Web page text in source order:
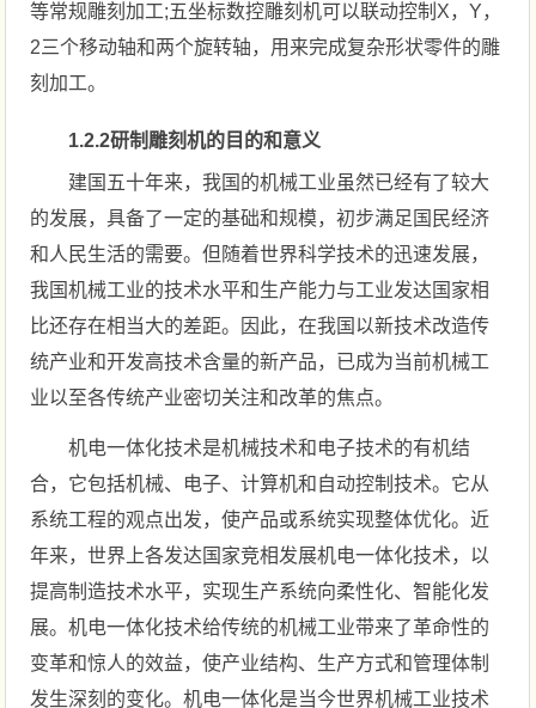
等常规雕刻加工;五坐标数控雕刻机可以联动控制X，Y，
2三个移动轴和两个旋转轴，用来完成复杂形状零件的雕
刻加工。
1.2.2研制雕刻机的目的和意义
建国五十年来，我国的机械工业虽然已经有了较大
的发展，具备了一定的基础和规模，初步满足国民经济
和人民生活的需要。但随着世界科学技术的迅速发展，
我国机械工业的技术水平和生产能力与工业发达国家相
比还存在相当大的差距。因此，在我国以新技术改造传
统产业和开发高技术含量的新产品，已成为当前机械工
业以至各传统产业密切关注和改革的焦点。
机电一体化技术是机械技术和电子技术的有机结
合，它包括机械、电子、计算机和自动控制技术。它从
系统工程的观点出发，使产品或系统实现整体优化。近
年来，世界上各发达国家竞相发展机电一体化技术，以
提高制造技术水平，实现生产系统向柔性化、智能化发
展。机电一体化技术给传统的机械工业带来了革命性的
变革和惊人的效益，使产业结构、生产方式和管理体制
发生深刻的变化。机电一体化是当今世界机械工业技术